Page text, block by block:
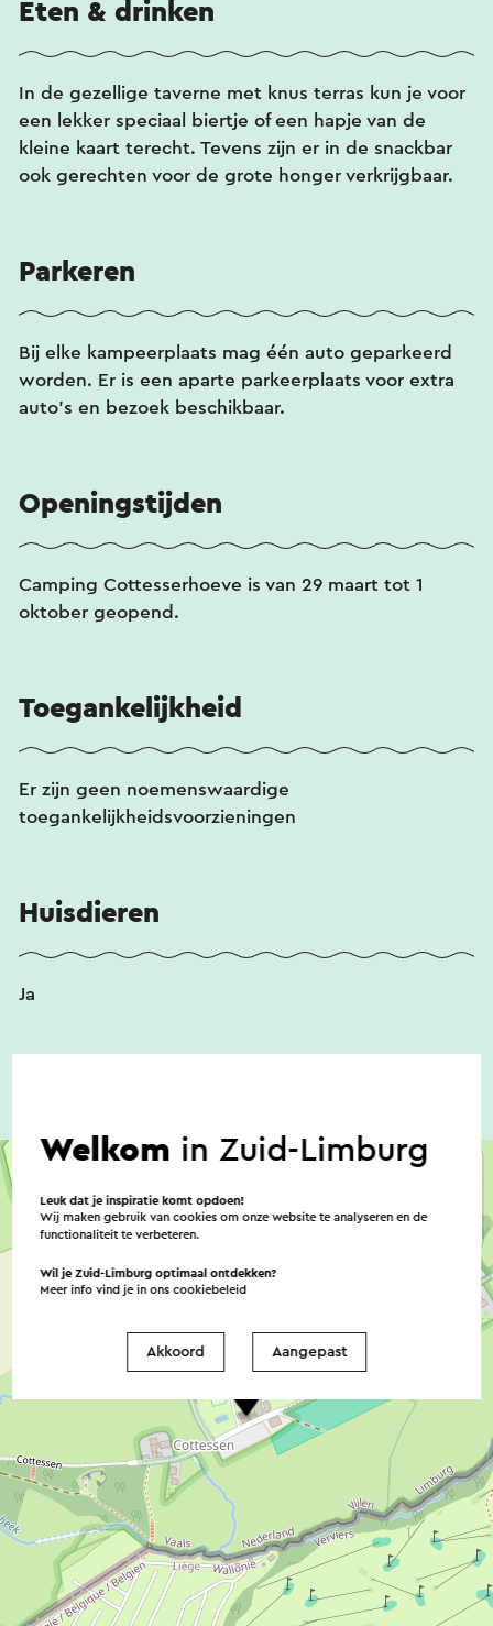
Eten & drinken
In de gezellige taverne met knus terras kun je voor
een lekker speciaal biertje of een hapje van de
kleine kaart terecht. Tevens zijn er in de snackbar
ook gerechten voor de grote honger verkrijgbaar.
Parkeren
Bij elke kampeerplaats mag één auto geparkeerd
worden. Er is een aparte parkeerplaats voor extra
auto's en bezoek beschikbaar.
Openingstijden
Camping Cottesserhoeve is van 29 maart tot 1
oktober geopend.
Toegankelijkheid
Er zijn geen noemenswaardige
toegankelijkheidsvoorzieningen
Huisdieren
Ja
Welkom in Zuid-Limburg
Leuk dat je inspiratie komt opdoen!
Wij maken gebruik van cookies om onze website te analyseren en de
functionaliteit te verbeteren.
Wil je Zuid-Limburg optimaal ontdekken?
Meer info vind je in onscookiebeleid
Akkoord Aangepast